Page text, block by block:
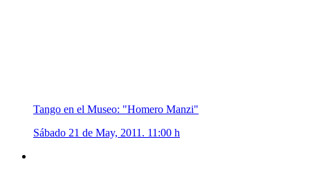
Tango en el Museo: "Homero Manzi"
Sábado 21 de May, 2011. 11:00 h